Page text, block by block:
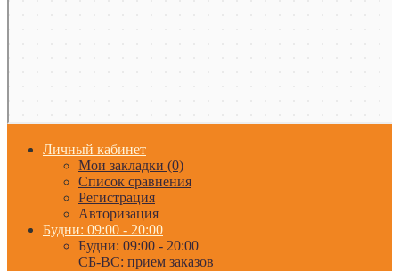
Личный кабинет
Мои закладки (0)
Список сравнения
Регистрация
Авторизация
Будни: 09:00 - 20:00
Будни: 09:00 - 20:00
СБ-ВС: прием заказов